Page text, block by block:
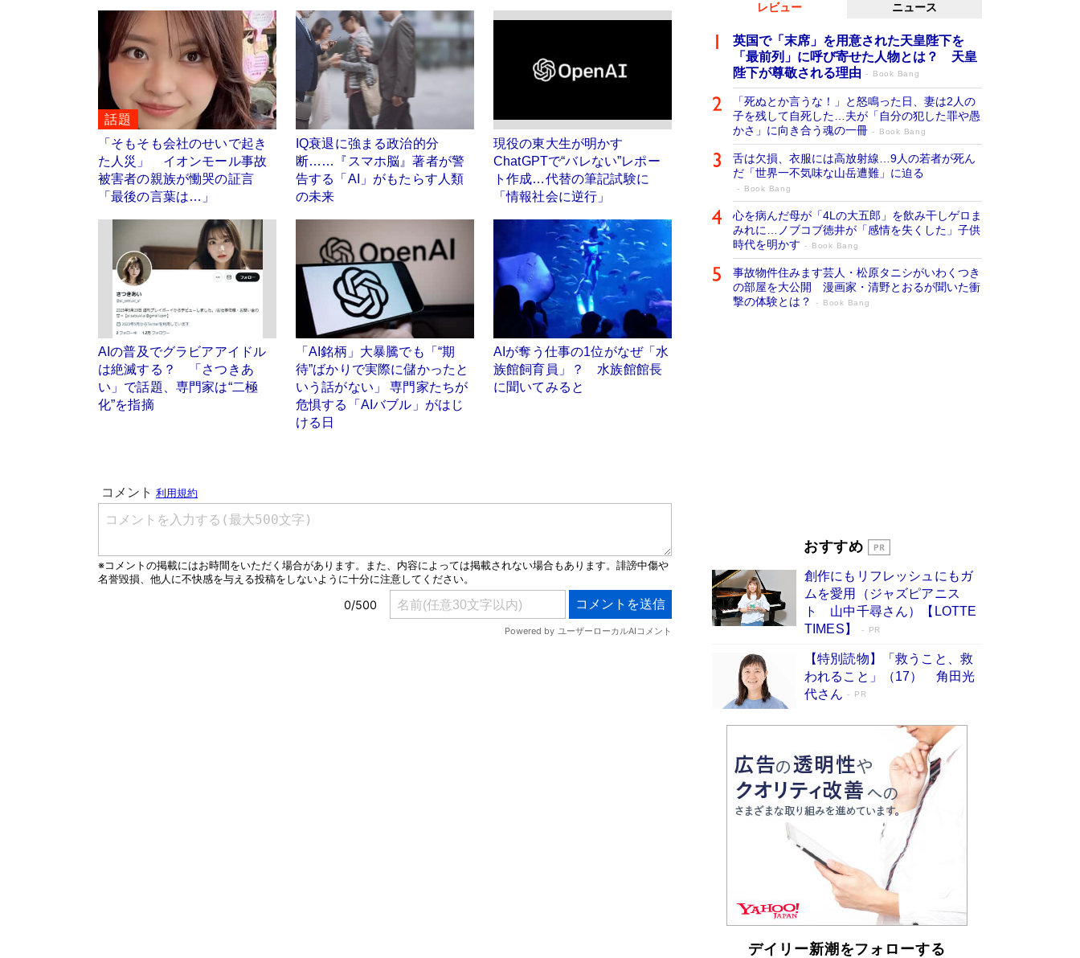
話題
「そもそも会社のせいで起き
た人災」 イオンモール事故
被害者の親族が慟哭の証言
「最後の言葉は…」
IQ衰退に強まる政治的分
断……『スマホ脳』著者が警
告する「AI」がもたらす人類
の未来
現役の東大生が明かす
ChatGPTで“バレない”レポー
ト作成…代替の筆記試験に
「情報社会に逆行」
AIの普及でグラビアアイドル
は絶滅する？ 「さつきあ
い」で話題、専門家は“二極
化”を指摘
「AI銘柄」大暴騰でも「“期
待”ばかりで実際に儲かったと
いう話がない」 専門家たちが
危惧する「AIバブル」がはじ
ける日
AIが奪う仕事の1位がなぜ「水
族館飼育員」？ 水族館館長
に聞いてみると
レビュー ニュース
英国で「末席」を用意された天皇陛下を
「最前列」に呼び寄せた人物とは？ 天皇
陛下が尊敬される理由
Book Bang
「死ぬとか言うな！」と怒鳴った日、妻は2人の
子を残して自死した…夫が「自分の犯した罪や愚
かさ」に向き合う魂の一冊
Book Bang
舌は欠損、衣服には高放射線…9人の若者が死ん
だ「世界一不気味な山岳遭難」に迫る
Book Bang
心を病んだ母が「4Lの大五郎」を飲み干しゲロま
みれに…ノブコブ徳井が「感情を失くした」子供
時代を明かす
Book Bang
事故物件住みます芸人・松原タニシがいわくつき
の部屋を大公開 漫画家・清野とおるが聞いた衝
撃の体験とは？
Book Bang
占 上半期1位にも選出［新書ベストセラー］
Book Bang
おすすめ
創作にもリフレッシュにもガ
ムを愛用（ジャズピアニス
ト 山中千尋さん）【LOTTE
TIMES】
PR
【特別読物】「救うこと、救
われること」（17） 角田光
代さん
PR
デイリー新潮をフォローする